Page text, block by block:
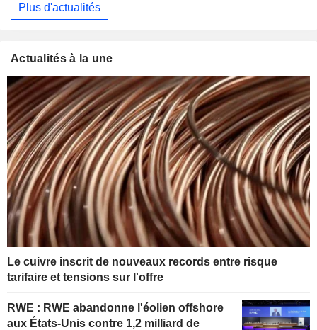
Plus d'actualités
Actualités à la une
Le cuivre inscrit de nouveaux records entre risque
tarifaire et tensions sur l'offre
RWE : RWE abandonne l'éolien offshore
aux États-Unis contre 1,2 milliard de